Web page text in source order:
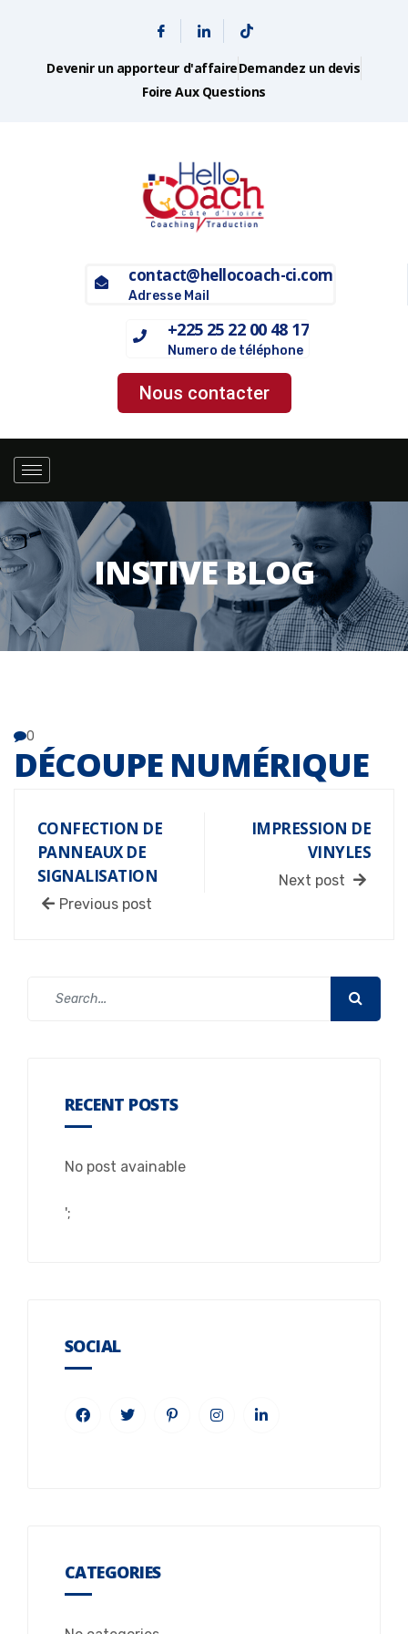
Devenir un apporteur d'affaireDemandez un devis
Foire Aux Questions
contact@hellocoach-ci.com
Adresse Mail
+225 25 22 00 48 17
Numero de téléphone
Nous contacter
INSTIVE BLOG
0
DÉCOUPE NUMÉRIQUE
CONFECTION DE
PANNEAUX DE
SIGNALISATION
Previous post
IMPRESSION DE
VINYLES
Next post
RECENT POSTS
No post avainable
';
SOCIAL
CATEGORIES